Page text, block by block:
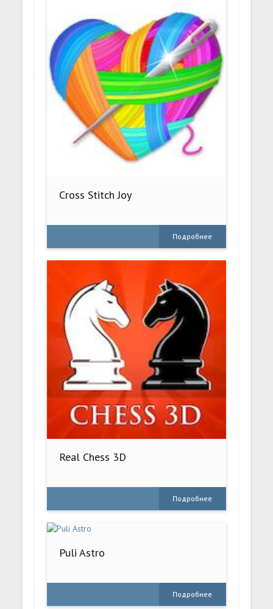
Cross Stitch Joy
Подробнее
Real Chess 3D
Подробнее
Puli Astro
Подробнее